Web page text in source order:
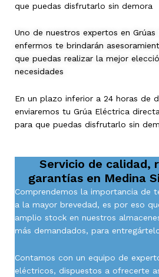
que puedas disfrutarlo sin demora
Uno de nuestros expertos en
enfermos te brindarán
que puedas realizar la mejor
necesidades
En un plazo inferior a 24 horas de
enviaremos tu Grúa Eléctrica
para que puedas disfrutarlo sin
Servicio de calidad,
garantías en Medina
Comprendemos la importancia de
a la mayor brevedad, es por eso
amplio stock en nuestros
más demandados, para
Contamos con un equipo de
eléctricos, dispuestos a ofrecerte